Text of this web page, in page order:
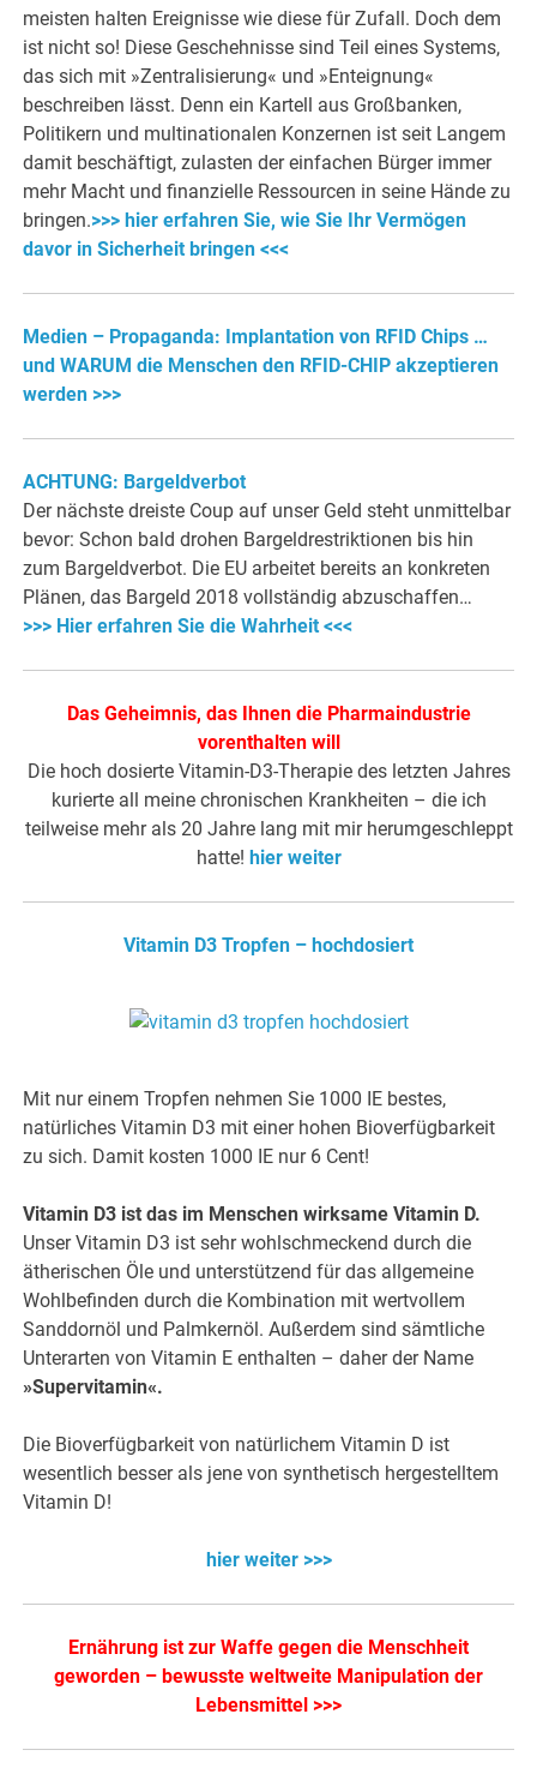
meisten halten Ereignisse wie diese für Zufall. Doch dem
ist nicht so! Diese Geschehnisse sind Teil eines Systems,
das sich mit »Zentralisierung« und »Enteignung«
beschreiben lässt. Denn ein Kartell aus Großbanken,
Politikern und multinationalen Konzernen ist seit Langem
damit beschäftigt, zulasten der einfachen Bürger immer
mehr Macht und finanzielle Ressourcen in seine Hände zu
bringen.>>> hier erfahren Sie, wie Sie Ihr Vermögen
davor in Sicherheit bringen <<<
Medien – Propaganda: Implantation von RFID Chips …
und WARUM die Menschen den RFID-CHIP akzeptieren
werden >>>
ACHTUNG: Bargeldverbot
Der nächste dreiste Coup auf unser Geld steht unmittelbar
bevor: Schon bald drohen Bargeldrestriktionen bis hin
zum Bargeldverbot. Die EU arbeitet bereits an konkreten
Plänen, das Bargeld 2018 vollständig abzuschaffen…
>>> Hier erfahren Sie die Wahrheit <<<
Das Geheimnis, das Ihnen die Pharmaindustrie
vorenthalten will
Die hoch dosierte Vitamin-D3-Therapie des letzten Jahres
kurierte all meine chronischen Krankheiten – die ich
teilweise mehr als 20 Jahre lang mit mir herumgeschleppt
hatte! hier weiter
Vitamin D3 Tropfen – hochdosiert
Mit nur einem Tropfen nehmen Sie 1000 IE bestes,
natürliches Vitamin D3 mit einer hohen Bioverfügbarkeit
zu sich. Damit kosten 1000 IE nur 6 Cent!
Vitamin D3 ist das im Menschen wirksame Vitamin D.
Unser Vitamin D3 ist sehr wohlschmeckend durch die
ätherischen Öle und unterstützend für das allgemeine
Wohlbefinden durch die Kombination mit wertvollem
Sanddornöl und Palmkernöl. Außerdem sind sämtliche
Unterarten von Vitamin E enthalten – daher der Name
»Supervitamin«.
Die Bioverfügbarkeit von natürlichem Vitamin D ist
wesentlich besser als jene von synthetisch hergestelltem
Vitamin D!
hier weiter >>>
Ernährung ist zur Waffe gegen die Menschheit
geworden – bewusste weltweite Manipulation der
Lebensmittel >>>